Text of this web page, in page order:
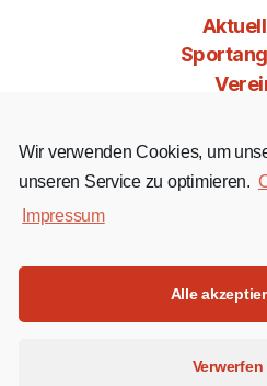
Jobs
Facebook
Wir verwenden Cookies, um
unseren Service zu optimieren.
Impressum
Alle
Verwerfen